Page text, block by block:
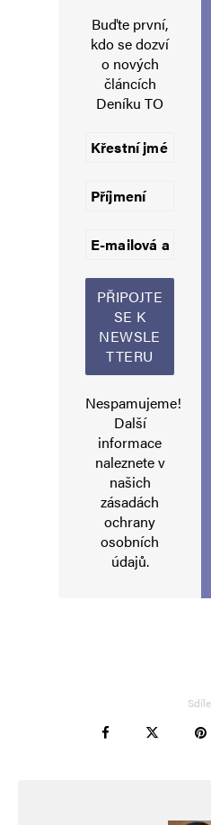
dobrých časech.
Napsat
Uložit do prohlížeče jméno, e-mail
Buďte první,
kdo se dozví
o nových
článcích
Deníku TO
Nespamujeme!
Další
informace
naleznete v
našich
zásadách
ochrany
osobních
údajů.